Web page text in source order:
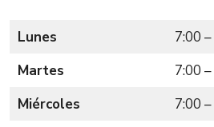
Lunes
7:00
Martes
7:00
Miércoles
7:00